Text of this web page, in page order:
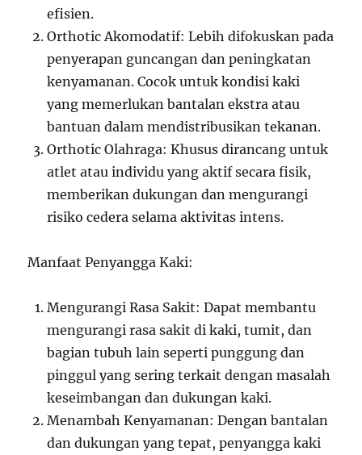
efisien.
Orthotic Akomodatif: Lebih difokuskan pada
penyerapan guncangan dan peningkatan
kenyamanan. Cocok untuk kondisi kaki
yang memerlukan bantalan ekstra atau
bantuan dalam mendistribusikan tekanan.
Orthotic Olahraga: Khusus dirancang untuk
atlet atau individu yang aktif secara fisik,
memberikan dukungan dan mengurangi
risiko cedera selama aktivitas intens.
Manfaat Penyangga Kaki:
Mengurangi Rasa Sakit: Dapat membantu
mengurangi rasa sakit di kaki, tumit, dan
bagian tubuh lain seperti punggung dan
pinggul yang sering terkait dengan masalah
keseimbangan dan dukungan kaki.
Menambah Kenyamanan: Dengan bantalan
dan dukungan yang tepat, penyangga kaki